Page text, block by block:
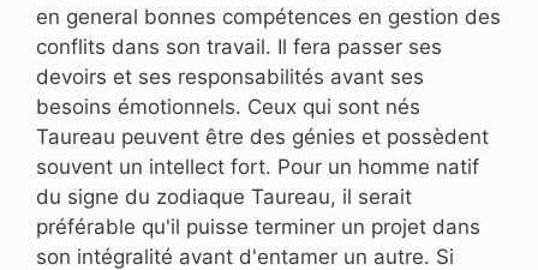
en general bonnes compétences en gestion des
conflits dans son travail. Il fera passer ses
devoirs et ses responsabilités avant ses
besoins émotionnels. Ceux qui sont nés
Taureau peuvent être des génies et possèdent
souvent un intellect fort. Pour un homme natif
du signe du zodiaque Taureau, il serait
préférable qu'il puisse terminer un projet dans
son intégralité avant d'entamer un autre. Si